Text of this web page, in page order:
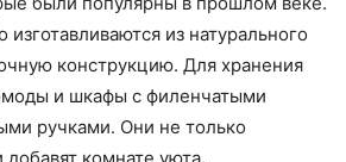
из натурального
конструкцию. Для хранения
и шкафы с филенчатыми
ручками. Они не только